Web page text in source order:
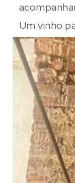
Um vinho